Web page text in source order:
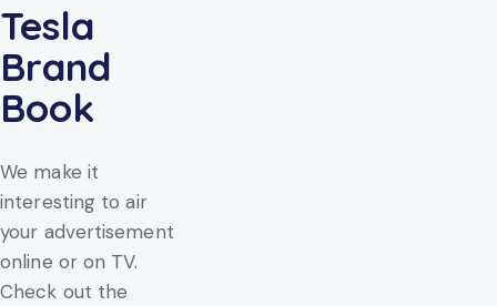
Tesla
Brand
Book
We make it
interesting to air
your advertisement
online or on TV.
Check out the